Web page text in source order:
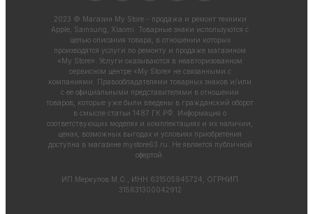
2023 © Магазин My Store - продажа и ремонт техники
Apple, Samsung, Xiaomi. Товарные знаки используются с
целью описания товара, в отношении которых
производятся услуги по ремонту и продаже магазином
«My Store». Услуги оказываются в неавторизованном
сервисном центре «My Store» не связанными с
компаниями. Правообладателями товарных знаков и/или
с ее официальными представителями в отношении
товаров, которые уже были введены в гражданский оборот
в смысле статьи 1487 ГК РФ. Информация о
соответствующих моделях и комплектациях и их наличии,
ценах, возможных выгодах и условиях приобретения
доступна в магазине mystore63.ru . Не является публичной
офертой.
ИП Меркулов М.С., ИНН 631505945724, ОГРНИП
315631300042912